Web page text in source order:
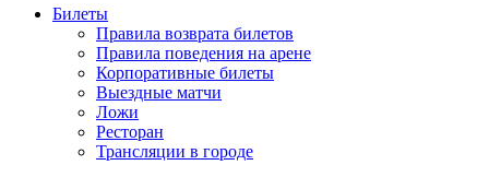
Билеты
Правила возврата билетов
Правила поведения на арене
Корпоративные билеты
Выездные матчи
Ложи
Ресторан
Трансляции в городе